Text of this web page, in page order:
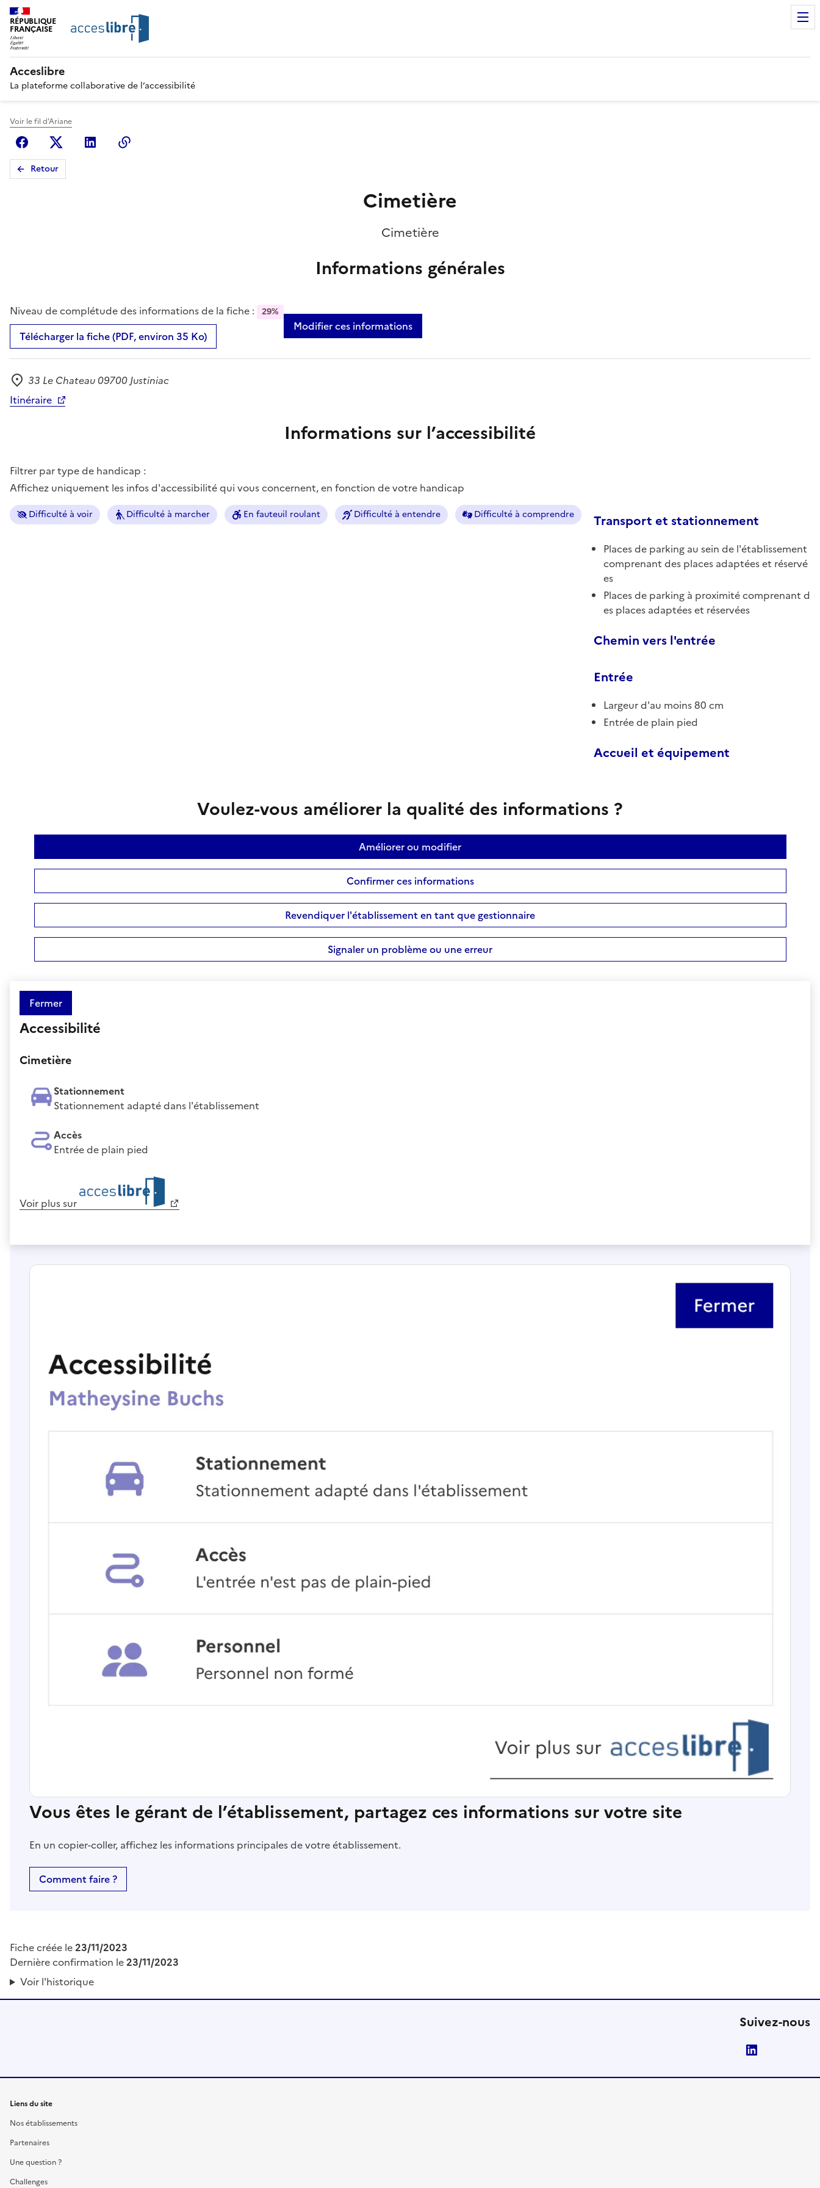
RÉPUBLIQUE
FRANÇAISE
Acceslibre
La plateforme collaborative de l’accessibilité
Voir le fil d'Ariane
FacebookX (anciennement Twitter)
Linkedin
Retour
Cimetière
Cimetière
Informations générales
Niveau de complétude des informations de la fiche : 29%
Télécharger la fiche (PDF, environ 35 Ko)
Modifier ces informations
Adresse
33 Le Chateau 09700 Justiniac
Itinéraire
Informations sur l’accessibilité
Filtrer par type de handicap :
Affichez uniquement les infos d'accessibilité qui vous concernent, en fonction de votre handicap
Difficulté à voir Difficulté à marcher En fauteuil roulant Difficulté à entendre Difficulté à comprendre Transport et stationnement
Places de parking au sein de l'établissement
comprenant des places adaptées et réservé
es
Places de parking à proximité comprenant d
es places adaptées et réservées
Chemin vers l'entrée
Entrée
Largeur d'au moins 80 cm
Entrée de plain pied
Accueil et équipement
Voulez-vous améliorer la qualité des informations ?
Améliorer ou modifier
Confirmer ces informations
Revendiquer l'établissement en tant que gestionnaire
Signaler un problème ou une erreur
Fermer
Accessibilité
Cimetière
Stationnement
Stationnement adapté dans l'établissement
Accès
Entrée de plain pied
Voir plus sur
Vous êtes le gérant de l’établissement, partagez ces informations sur votre site
En un copier-coller, affichez les informations principales de votre établissement.
Comment faire ?
Fiche créée le23/11/2023
Dernière confirmation le23/11/2023
Voir l'historique
Suivez-nous
Liens du site
Nos établissements
Partenaires
Une question ?
Challenges